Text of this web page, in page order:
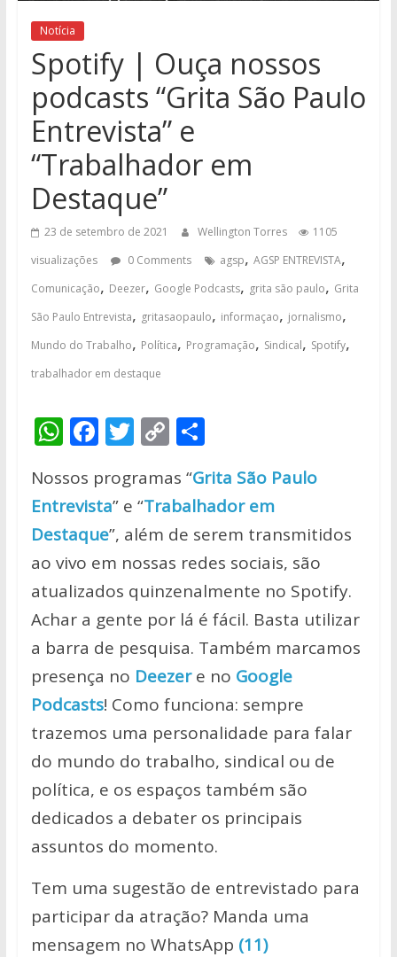
Notícia
Spotify | Ouça nossos
podcasts “Grita São Paulo
Entrevista” e
“Trabalhador em
Destaque”
23 de setembro de 2021 Wellington Torres
1105
visualizações
0 Comments agsp, AGSP ENTREVISTA,
Comunicação, Deezer, Google Podcasts, grita são paulo, Grita
São Paulo Entrevista, gritasaopaulo, informaçao, jornalismo,
Mundo do Trabalho, Política, Programação, Sindical, Spotify,
trabalhador em destaque
W
at
s
A
p
p
F
e
b
o
o
k
T
itt
er
C
p
y
Li
n
k
S
ar
e
Nossos programas “Grita São Paulo
Entrevista” e “Trabalhador em
Destaque”, além de serem transmitidos
ao vivo em nossas redes sociais, são
atualizados quinzenalmente no Spotify.
Achar a gente por lá é fácil. Basta utilizar
a barra de pesquisa. Também marcamos
presença no Deezere no Google
Podcasts! Como funciona: sempre
trazemos uma personalidade para falar
do mundo do trabalho, sindical ou de
política, e os espaços também são
dedicados a debater os principais
assuntos do momento.
Tem uma sugestão de entrevistado para
participar da atração? Manda uma
mensagem no WhatsApp (11)